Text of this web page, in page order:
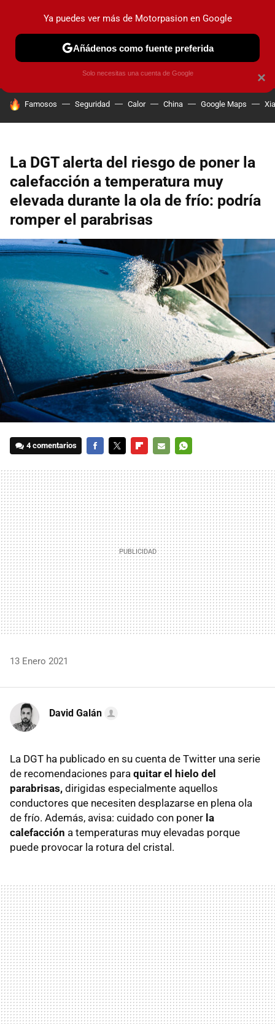
PRUEBAS COCHES ELÉCTRICOS OBSERVATORIO
HOY SE HABLA DE
Famosos Seguridad Calor China Google Maps
La DGT alerta del riesgo de poner la
calefacción a temperatura muy
elevada durante la ola de frío: podría
romper el parabrisas
4 comentarios
MAIL
13 Enero 2021
David Galán
La DGT ha publicado en su cuenta de Twitter una serie
de recomendaciones para quitar el hielo del
parabrisas, dirigidas especialmente aquellos
conductores que necesiten desplazarse en plena ola
de frío. Además, avisa: cuidado con poner la
calefacción a temperaturas muy elevadas porque
puede provocar la rotura del cristal.
×
Ya puedes ver más de Motorpasion en Google
Añádenos como fuente preferida
Solo necesitas una cuenta de Google